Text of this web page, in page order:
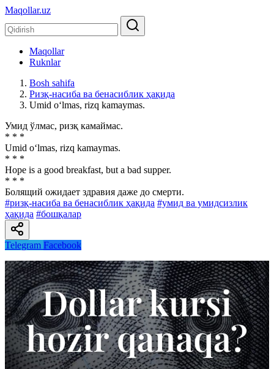
Maqollar.uz
Maqollar
Ruknlar
Bosh sahifa
Ризқ-насиба ва бенасиблик ҳақида
Umid o‘lmas, rizq kamaymas.
Умид ўлмас, ризқ камаймас.
* * *
Umid o‘lmas, rizq kamaymas.
* * *
Hope is a good breakfast, but a bad supper.
* * *
Болящий ожидает здравия даже до смерти.
#ризқ-насиба ва бенасиблик ҳақида #умид ва умидсизлик
ҳақида #бошқалар
Telegram Facebook